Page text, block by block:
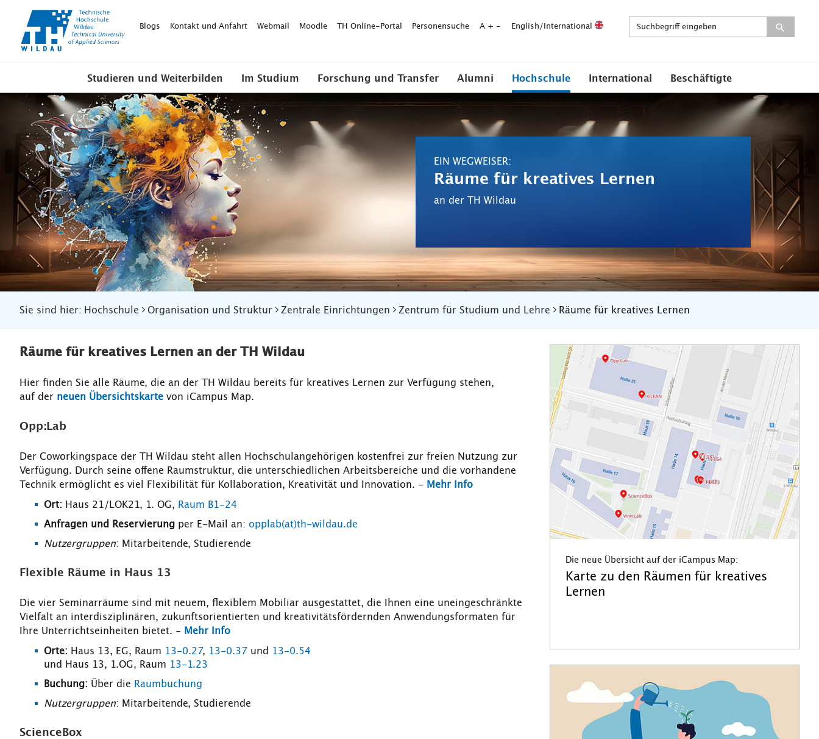
WildauBlogs Kontakt und Anfahrt Webmail Moodle TH Online-Portal Personensuche A + - English/International
Studieren und Weiterbilden Im Studium Forschung und Transfer Alumni Hochschule International Beschäftigte
EIN WEGWEISER:
Räume für kreatives Lernen
an der TH Wildau
Sie sind hier: Hochschule Organisation und Struktur Zentrale Einrichtungen Zentrum für Studium und Lehre Räume für kreatives Lernen
Räume für kreatives Lernen an der TH Wildau
Hier finden Sie alle Räume, die an der TH Wildau bereits für kreatives Lernen zur Verfügung stehen,
auf der neuen Übersichtskarte von iCampus Map.
Opp:Lab
Der Coworkingspace der TH Wildau steht allen Hochschulangehörigen kostenfrei zur freien Nutzung zur
Verfügung. Durch seine offene Raumstruktur, die unterschiedlichen Arbeitsbereiche und die vorhandene
Technik ermöglicht es viel Flexibilität für Kollaboration, Kreativität und Innovation. - Mehr Info
Ort: Haus 21/LOK21, 1. OG, Raum B1-24
Anfragen und Reservierung per E-Mail an: opplab(at)th-wildau.de
Nutzergruppen: Mitarbeitende, Studierende
Flexible Räume in Haus 13
Die vier Seminarräume sind mit neuem, flexiblem Mobiliar ausgestattet, die Ihnen eine uneingeschränkte
Vielfalt an interdisziplinären, zukunftsorientierten und kreativitätsfördernden Anwendungsformaten für
Ihre Unterrichtseinheiten bietet. - Mehr Info
Orte: Haus 13, EG, Raum 13-0.27, 13-0.37 und
13-0.54
und Haus 13, 1.OG, Raum 13-1.23
Buchung: Über die Raumbuchung
Nutzergruppen: Mitarbeitende, Studierende
ScienceBox
Die neue Übersicht auf der iCampus Map:
Karte zu den Räumen für kreatives
Lernen